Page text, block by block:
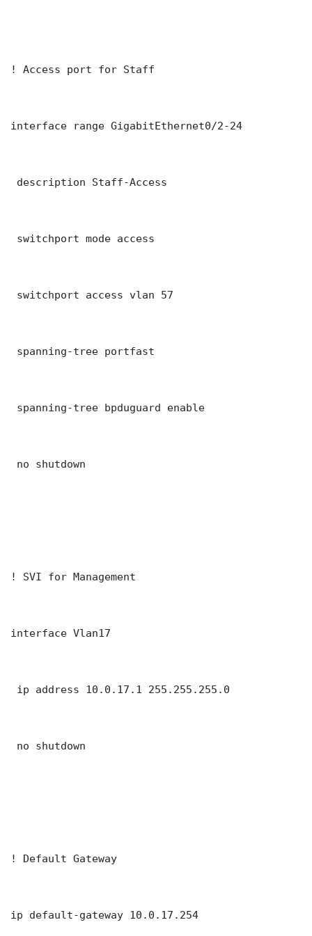
! Access port for Staff
interface range GigabitEthernet0/2-24
description Staff-Access
switchport mode access
switchport access vlan 57
spanning-tree portfast
spanning-tree bpduguard enable
no shutdown
! SVI for Management
interface Vlan17
ip address 10.0.17.1 255.255.255.0
no shutdown
! Default Gateway
ip default-gateway 10.0.17.254